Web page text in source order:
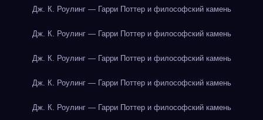
Дж. К. Роулинг — Гарри Поттер и философский камень
Дж. К. Роулинг — Гарри Поттер и философский камень
Дж. К. Роулинг — Гарри Поттер и философский камень
Дж. К. Роулинг — Гарри Поттер и философский камень
Дж. К. Роулинг — Гарри Поттер и философский камень